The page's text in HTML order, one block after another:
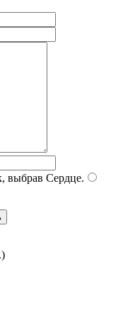
выбрав Сердце.